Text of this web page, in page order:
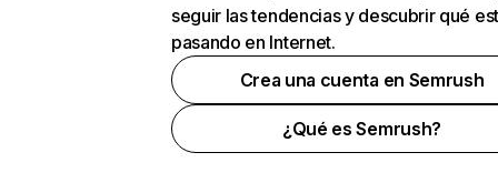
seguir las tendencias y descubrir qué
pasando en Internet.
Crea una cuenta en Semrush
¿Qué es Semrush?